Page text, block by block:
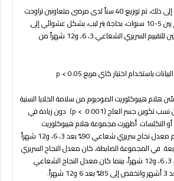
بالإضافة إلى ذلك، تم توزيع 40 سناً لدى مرضى متعاونين تراوحت
أعمارهم بين 5-10 سنوات، بحاجة بتر لبب، بشكل عشوائي إلى
مجموعتين للتقييم السريري الشعاعي 3، 6، و12 شهراً من
باستخدام اختبار كاي مربعp < 0.05
هلام هيبوكلوريت الصوديوم من سلامة الخلايا السنية
تكوين جسر العاج (p < 0.001) دون زيادة في
أو التكلسات. أظهرت مجموعة هلام هيبوكلوريت
الصوديوم معدل نجاح سريري شعاعي 90% بعد 3، 6، و12 شهراً
في المجموعة الضابطة، كان معدل النجاح السريري
85% بعد 3، 6، و12 شهراً، بينما كان معدل النجاح الشعاعي